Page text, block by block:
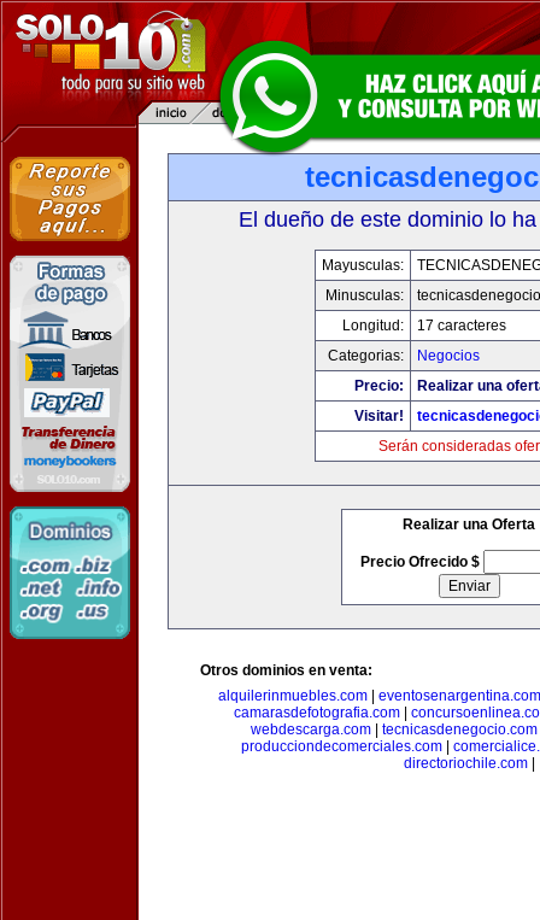
El dueño de este dominio lo
Mayusculas:
Minusculas:
Longitud:
17 caracteres
Categorias:
Negocios
Precio:
Realizar una
Visitar!
Serán consideradas
Realizar una Oferta
Precio Ofrecido $
Otros dominios en venta:
alquilerinmuebles.com
eventosenargentina.com
camarasdefotografia.com|
webdescarga.com| tecnicasdenegocio.com
producciondecomerciales.com|
directoriochile.com|